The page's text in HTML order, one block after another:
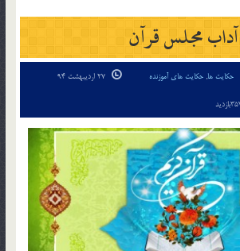
آداب مجلس قرآن
حکایت ها, حکایت های آموزنده